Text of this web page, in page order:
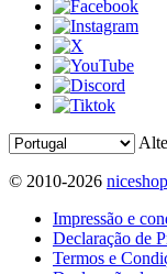
© 2010-2026
Impressão e
Declaração de
Termos e